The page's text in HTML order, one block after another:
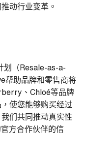
动行业变革。
划（Resale-as-a-
帮助品牌和零售商将
、Chloé等品牌
使您能够购买经过
们共同推动真实性
方合作伙伴的信